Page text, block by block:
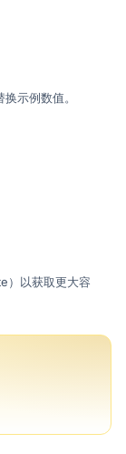
示例数值。
）以获取更大容